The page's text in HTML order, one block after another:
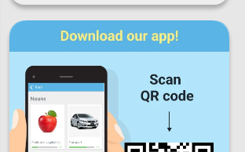
Progreso
Lun Mié Jue
Sáb Dom